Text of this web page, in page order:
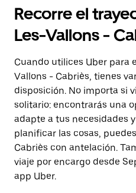
Recorre el
Les-Vallons -
Cuando utilices Uber para
Vallons - Cabriès, tienes
disposición. No importa si
solitario: encontrarás una
adapte a tus necesidades
planificar las cosas,
Cabriès con antelación.
viaje por encargo desde
app Uber.